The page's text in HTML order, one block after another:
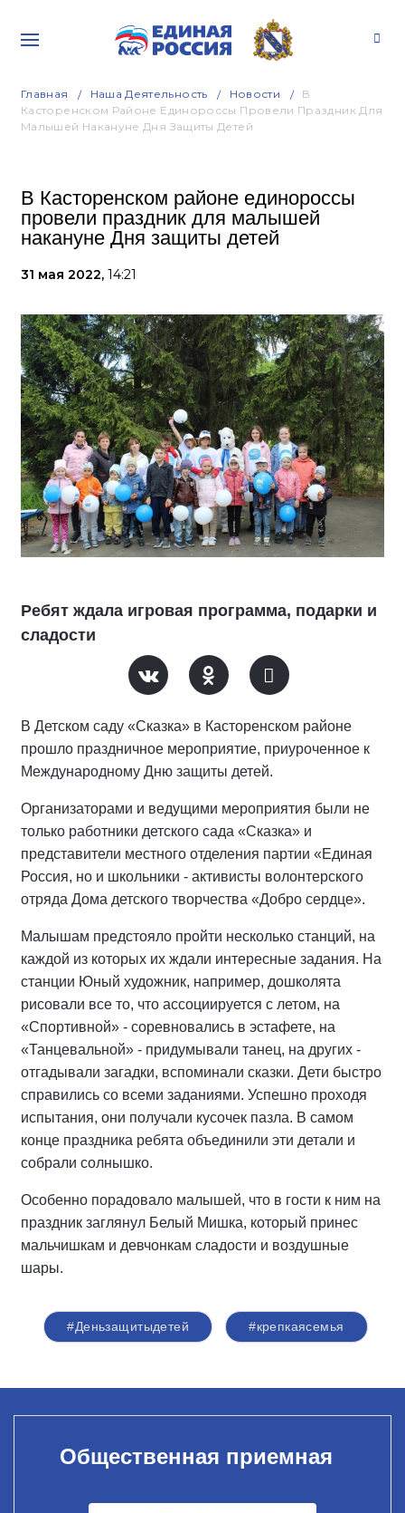
Главная Наша Деятельность Новости
В
Касторенском Районе Единороссы Провели Праздник Для
Малышей Накануне Дня Защиты Детей
В Касторенском районе единороссы
провели праздник для малышей
накануне Дня защиты детей
31 мая 2022, 14:21
Ребят ждала игровая программа, подарки и
сладости
В Детском саду «Сказка» в Касторенском районе
прошло праздничное мероприятие, приуроченное к
Международному Дню защиты детей.
Организаторами и ведущими мероприятия были не
только работники детского сада «Сказка» и
представители местного отделения партии «Единая
Россия, но и школьники - активисты волонтерского
отряда Дома детского творчества «Добро сердце».
Малышам предстояло пройти несколько станций, на
каждой из которых их ждали интересные задания. На
станции Юный художник, например, дошколята
рисовали все то, что ассоциируется с летом, на
«Спортивной» - соревновались в эстафете, на
«Танцевальной» - придумывали танец, на других -
отгадывали загадки, вспоминали сказки. Дети быстро
справились со всеми заданиями. Успешно проходя
испытания, они получали кусочек пазла. В самом
конце праздника ребята объединили эти детали и
собрали солнышко.
Особенно порадовало малышей, что в гости к ним на
праздник заглянул Белый Мишка, который принес
мальчишкам и девчонкам сладости и воздушные
шары.
#Деньзащитыдетей #крепкаясемья
Общественная приемная